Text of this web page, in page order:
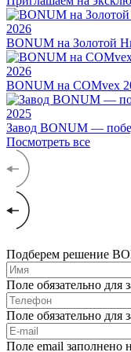
2026
BONUM на Золотой
2026
BONUM на COMvex
2025
Завод BONUM —
Посмотреть все
Подберем решение
Поле обязательно для
Поле обязательно для
Поле email заполнено